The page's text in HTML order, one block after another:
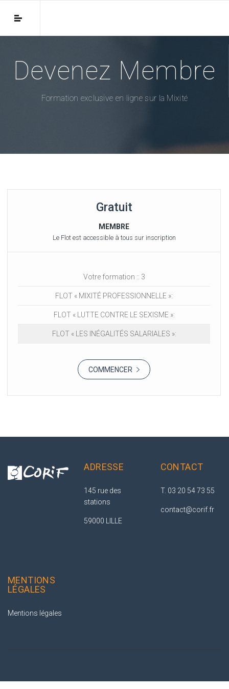
Devenez Membre
Formation exclusive en ligne sur la Mixité
Gratuit
MEMBRE
Le Flot est accessible à tous sur inscription
Votre formation :: 3
FLOT « MIXITÉ PROFESSIONNELLE »:
FLOT « LUTTE CONTRE LE SEXISME »:
FLOT « LES INÉGALITÉS SALARIALES »:
COMMENCER
ADRESSE
145 rue des
stations
59000 LILLE
CONTACT
T. 03 20 54 73 55
contact@corif.fr
MENTIONS
LÉGALES
Mentions légales